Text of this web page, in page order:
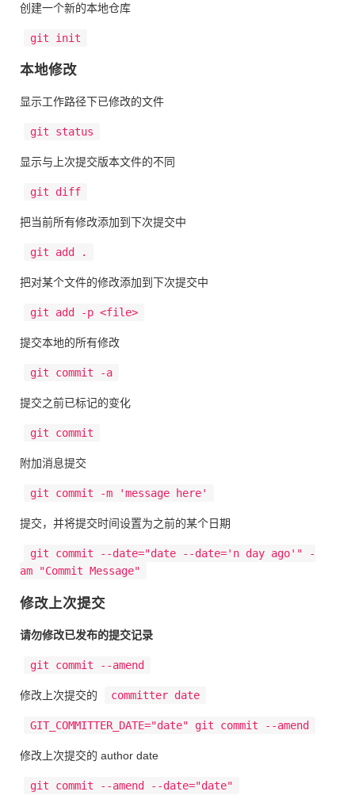
创建一个新的本地仓库
git init
本地修改
显示工作路径下已修改的文件
git status
显示与上次提交版本文件的不同
git diff
把当前所有修改添加到下次提交中
git add .
把对某个文件的修改添加到下次提交中
git add -p <file>
提交本地的所有修改
git commit -a
提交之前已标记的变化
git commit
附加消息提交
git commit -m 'message here'
提交，并将提交时间设置为之前的某个日期
git commit --date="date --date='n day ago'" -
am "Commit Message"
修改上次提交
请勿修改已发布的提交记录
git commit --amend
修改上次提交的 committer date
GIT_COMMITTER_DATE="date" git commit --amend
修改上次提交的 author date
git commit --amend --date="date"